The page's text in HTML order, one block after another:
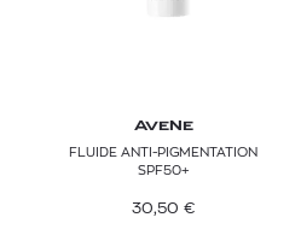
AVENE
FLUIDE ANTI-PIGMENTATION
SPF50+
30,50 €